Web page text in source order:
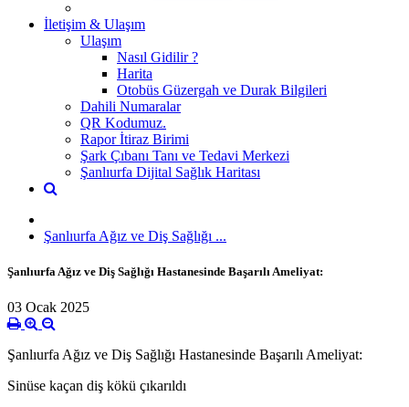
İletişim & Ulaşım
Ulaşım
Nasıl Gidilir ?
Harita
Otobüs Güzergah ve Durak Bilgileri
Dahili Numaralar
QR Kodumuz.
Rapor İtiraz Birimi
Şark Çıbanı Tanı ve Tedavi Merkezi
Şanlıurfa Dijital Sağlık Haritası
Şanlıurfa Ağız ve Diş Sağlığı ...
Şanlıurfa Ağız ve Diş Sağlığı Hastanesinde Başarılı Ameliyat:
03 Ocak 2025
Şanlıurfa Ağız ve Diş Sağlığı Hastanesinde Başarılı Ameliyat:
Sinüse kaçan diş kökü çıkarıldı